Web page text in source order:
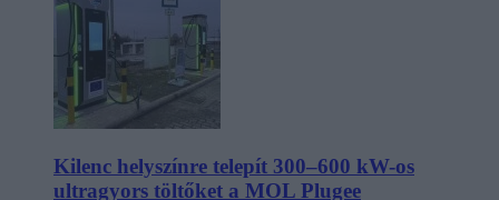
Kilenc helyszínre telepít 300–600 kW-os
ultragyors töltőket a MOL Plugee